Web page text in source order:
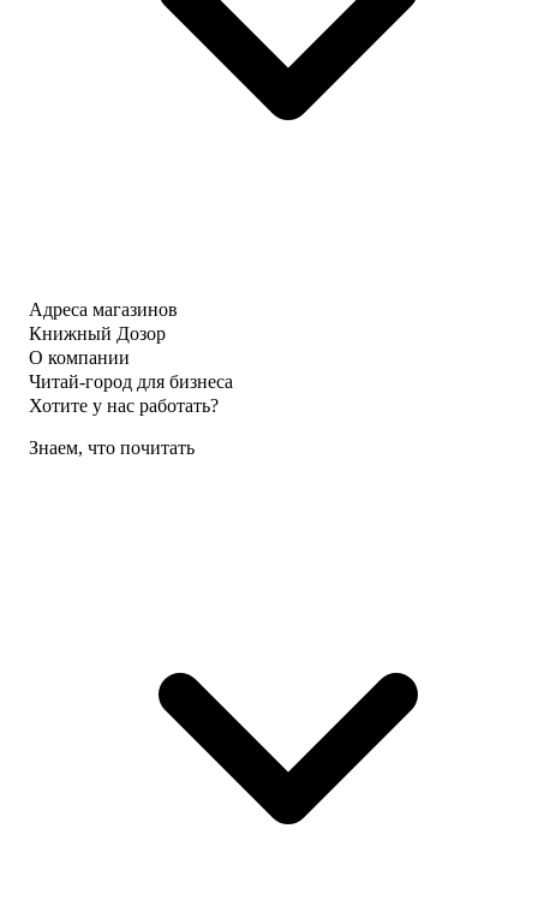
Адреса магазинов
Книжный Дозор
О компании
Читай-город для бизнеса
Хотите у нас работать?
Знаем, что почитать